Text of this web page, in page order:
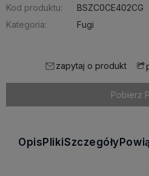
Kod produktu:
BSZC0CE402CG
Kategoria:
Fugi
zapytaj o produkt
Pobierz
Opis PlikiSzczegóły